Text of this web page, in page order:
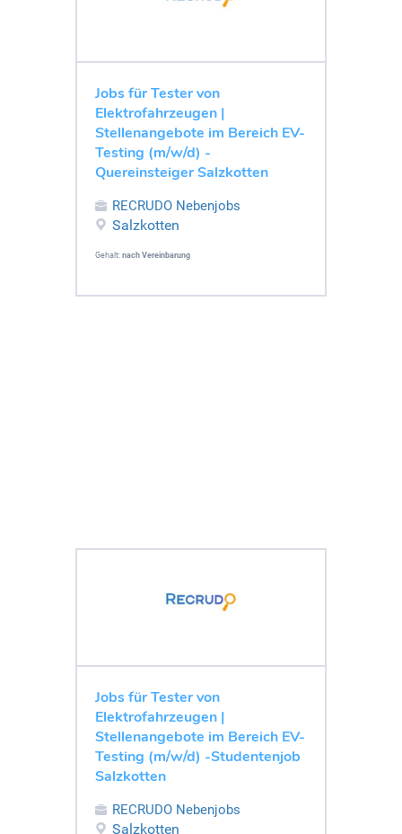
Jobs für Tester von
Elektrofahrzeugen |
Stellenangebote im Bereich EV-
Testing (m/w/d) -
Quereinsteiger Salzkotten
RECRUDO Nebenjobs
Salzkotten
Gehalt: nach Vereinbarung
Jobs für Tester von
Elektrofahrzeugen |
Stellenangebote im Bereich EV-
Testing (m/w/d) -Studentenjob
Salzkotten
RECRUDO Nebenjobs
Salzkotten